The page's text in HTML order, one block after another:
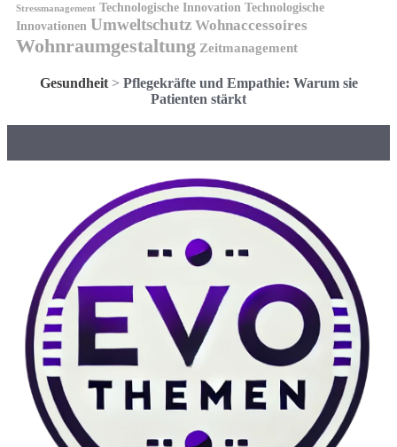
Stressmanagement Technologische Innovation Technologische
Innovationen Umweltschutz Wohnaccessoires
Wohnraumgestaltung Zeitmanagement
Gesundheit> Pflegekräfte und Empathie: Warum sie
Patienten stärkt